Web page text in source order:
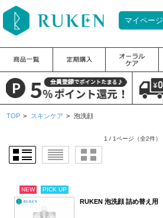
マイページ
TOP > スキンケア > 泡洗顔
1 / 1ページ （全2件）
NEW PICK UP
RUKEN 泡洗顔 詰め替え用